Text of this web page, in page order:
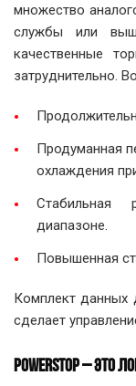
множество
службы или
качественные
затруднительно.
Продуманная
охлаждения
Стабильная
диапазоне.
Повышенная
Комплект данных
сделает
POWERSTOP –